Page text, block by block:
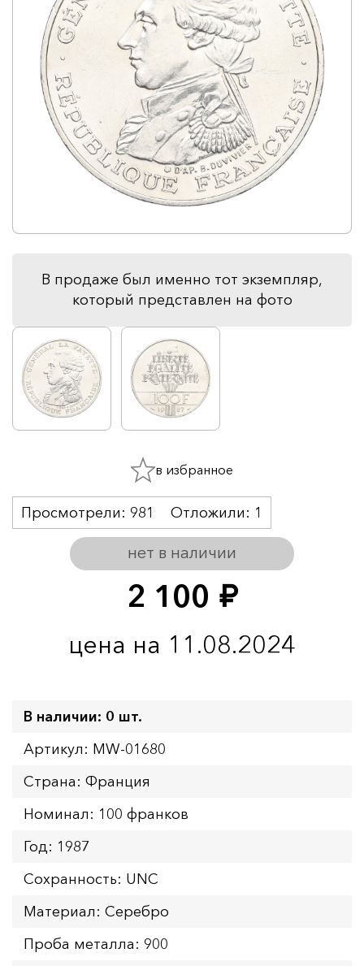
В продаже был именно тот экземпляр,
который представлен на фото
2 100 руб.
цена на 11.08.2024
нет в наличии
Просмотрели: 981 Отложили: 1
в избранное
В наличии: 0 шт.
Артикул: MW-01680
Страна: Франция
Номинал: 100 франков
Год: 1987
Сохранность: UNC
Материал: Серебро
Проба металла: 900